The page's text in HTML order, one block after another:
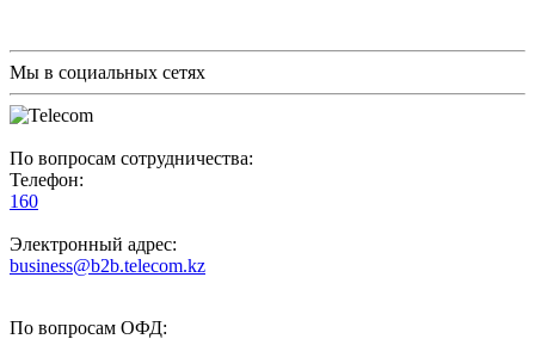
Мы в социальных сетях
По вопросам сотрудничества:
Телефон:
160
Электронный адрес:
business@b2b.telecom.kz
По вопросам ОФД: